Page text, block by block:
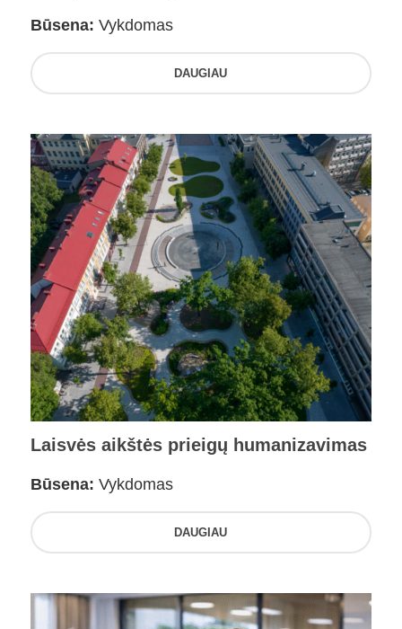
Būsena: Vykdomas
DAUGIAU
Laisvės aikštės prieigų humanizavimas
Būsena: Vykdomas
DAUGIAU